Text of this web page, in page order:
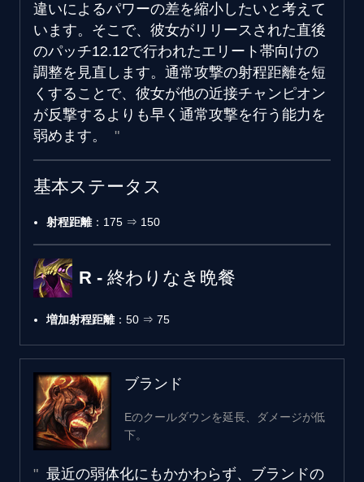
違いによるパワーの差を縮小したいと考えて
います。そこで、彼女がリリースされた直後
のパッチ12.12で行われたエリート帯向けの
調整を見直します。通常攻撃の射程距離を短
くすることで、彼女が他の近接チャンピオン
が反撃するよりも早く通常攻撃を行う能力を
弱めます。
基本ステータス
射程距離：175 ⇒ 150
R - 終わりなき晩餐
増加射程距離：50 ⇒ 75
ブランド
Eのクールダウンを延長、ダメージが低
下。
最近の弱体化にもかかわらず、ブランドの